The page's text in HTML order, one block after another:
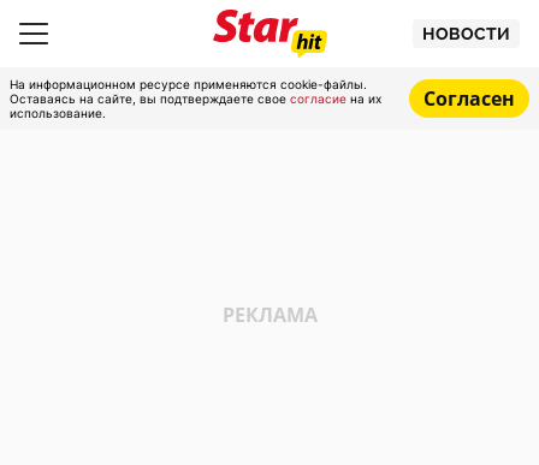
НОВОСТИ
На информационном ресурсе применяются cookie-файлы.
Оставаясь на сайте, вы подтверждаете свое согласие на их
использование.
Согласен